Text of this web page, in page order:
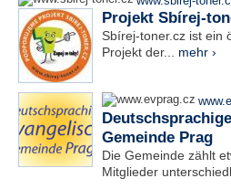
Projekt Sbírej-
Sbírej-toner.cz ist ein
Projekt der... mehr ›
Gemeinde Prag
Die Gemeinde zählt
Mitglieder